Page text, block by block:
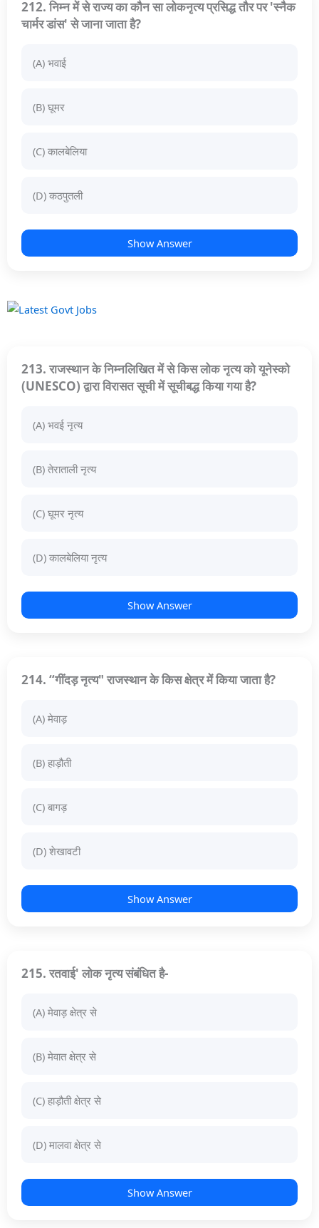
212. निम्न में से राज्य का कौन सा लोकनृत्य प्रसिद्ध तौर पर 'स्नैक
चार्मर डांस' से जाना जाता है?
(A) भवाई
(B) घूमर
(C) कालबेलिया
(D) कठपुतली
Show Answer
213. राजस्थान के निम्नलिखित में से किस लोक नृत्य को यूनेस्को
(UNESCO) द्वारा विरासत सूची में सूचीबद्ध किया गया है?
(A) भवई नृत्य
(B) तेराताली नृत्य
(C) घूमर नृत्य
(D) कालबेलिया नृत्य
Show Answer
214. “गींदड़ नृत्य" राजस्थान के किस क्षेत्र में किया जाता है?
(A) मेवाड़
(B) हाड़ौती
(C) बागड़
(D) शेखावटी
Show Answer
215. रतवाई' लोक नृत्य संबंधित है-
(A) मेवाड़ क्षेत्र से
(B) मेवात क्षेत्र से
(C) हाड़ौती क्षेत्र से
(D) मालवा क्षेत्र से
Show Answer